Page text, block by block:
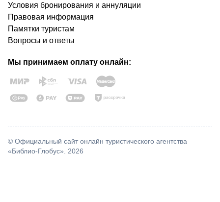
Условия бронирования и аннуляции
Правовая информация
Памятки туристам
Вопросы и ответы
Мы принимаем оплату онлайн:
© Официальный сайт онлайн туристического агентства
«Библио-Глобус». 2026